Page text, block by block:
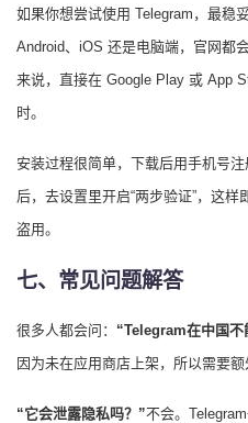
如果你想尝试使用 Telegram，最稳
Android、iOS 还是电脑端，官网都
来说，直接在 Google Play 或 App
时。
安装过程很简单，下载后用手机号
后，去设置里开启“两步验证”，这
盗用。
七、常见问题解答
很多人都会问： “Telegram在中国不
因为未在应用商店上架，所以需要额
“它会泄露隐私吗？”不会。